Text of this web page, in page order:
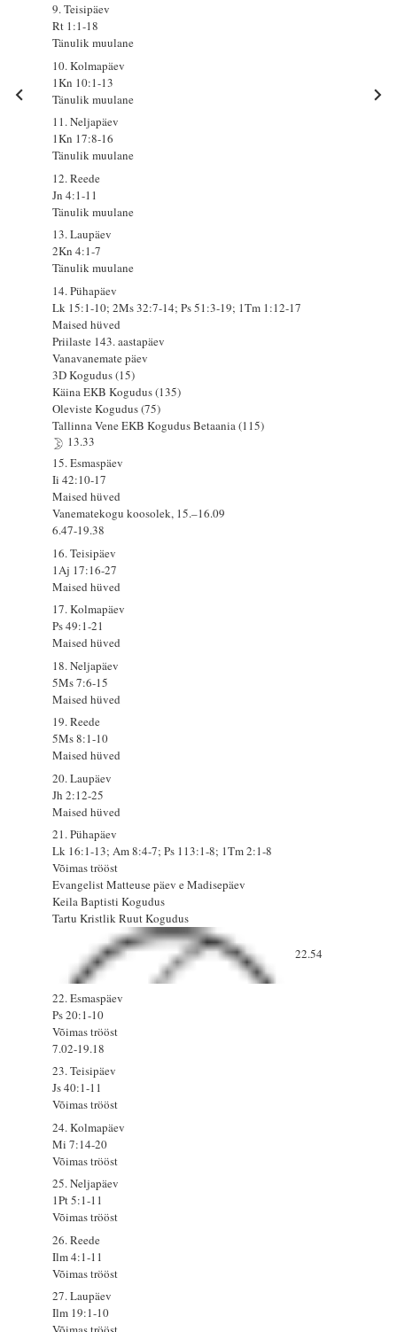
9. Teisipäev
Rt 1:1-18
Tänulik muulane
10. Kolmapäev
1Kn 10:1-13
Tänulik muulane
11. Neljapäev
1Kn 17:8-16
Tänulik muulane
12. Reede
Jn 4:1-11
Tänulik muulane
13. Laupäev
2Kn 4:1-7
Tänulik muulane
14. Pühapäev
Lk 15:1-10; 2Ms 32:7-14; Ps 51:3-19; 1Tm 1:12-17
Maised hüved
Priilaste 143. aastapäev
Vanavanemate päev
3D Kogudus (15)
Käina EKB Kogudus (135)
Oleviste Kogudus (75)
Tallinna Vene EKB Kogudus Betaania (115)
13.33
15. Esmaspäev
Ii 42:10-17
Maised hüved
Vanematekogu koosolek, 15.–16.09
6.47-19.38
16. Teisipäev
1Aj 17:16-27
Maised hüved
17. Kolmapäev
Ps 49:1-21
Maised hüved
18. Neljapäev
5Ms 7:6-15
Maised hüved
19. Reede
5Ms 8:1-10
Maised hüved
20. Laupäev
Jh 2:12-25
Maised hüved
21. Pühapäev
Lk 16:1-13; Am 8:4-7; Ps 113:1-8; 1Tm 2:1-8
Võimas trööst
Evangelist Matteuse päev e Madisepäev
Keila Baptisti Kogudus
Tartu Kristlik Ruut Kogudus
22.54
22. Esmaspäev
Ps 20:1-10
Võimas trööst
7.02-19.18
23. Teisipäev
Js 40:1-11
Võimas trööst
24. Kolmapäev
Mi 7:14-20
Võimas trööst
25. Neljapäev
1Pt 5:1-11
Võimas trööst
26. Reede
Ilm 4:1-11
Võimas trööst
27. Laupäev
Ilm 19:1-10